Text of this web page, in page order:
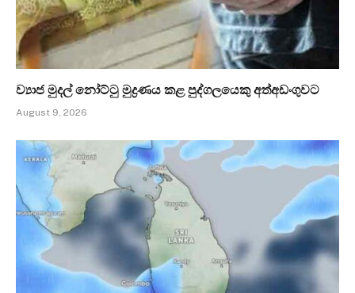
ව්‍යාජ මුදල් නෝට්ටු මුද්‍රණය කළ පුද්ගලයෙකු අත්අඩංගුවට
August 9, 2026